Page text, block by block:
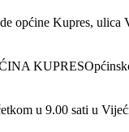
općine Kupres, ulica
u 9.00 sati u